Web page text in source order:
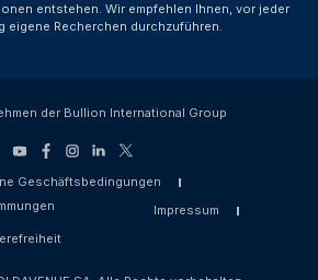
entstehen. Wir empfehlen Ihnen, vor jeder
Recherchen durchzuführen.
der Bullion International Group
Geschäftsbedingungen
Impressum